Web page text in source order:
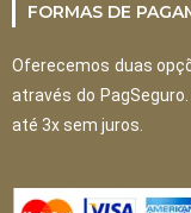
FORMAS DE
Oferecemos duas
através do
até 3x sem juros.